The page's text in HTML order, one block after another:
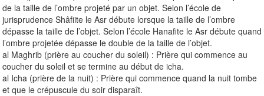
de la taille de l’ombre projeté par un objet. Selon l’école de
jurisprudence Shâfiite le Asr débute lorsque la taille de l’ombre
dépasse la taille de l’objet. Selon l’école Hanafite le Asr débute quand
l’ombre projetée dépasse le double de la taille de l’objet.
al Maghrib (prière au coucher du soleil) : Prière qui commence au
coucher du soleil et se termine au début de icha.
al Icha (prière de la nuit) : Prière qui commence quand la nuit tombe
et que le crépuscule du soir disparaît.